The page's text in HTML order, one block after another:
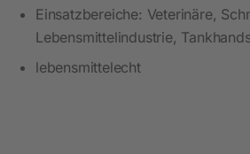
Einsatzbereiche: Veterinäre,
Lebensmittelindustrie,
lebensmittelecht